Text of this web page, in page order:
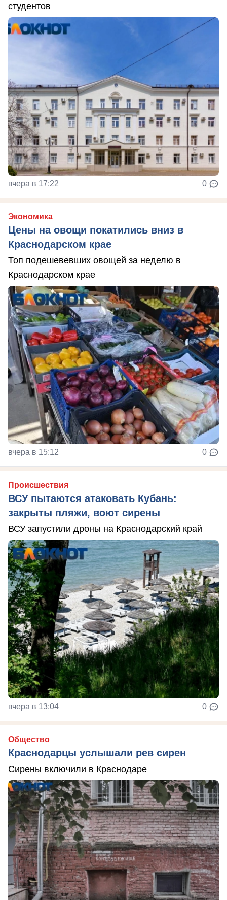
студентов
вчера в 17:22 0
Экономика
Цены на овощи покатились вниз в
Краснодарском крае
Топ подешевевших овощей за неделю в
Краснодарском крае
вчера в 15:12 0
Происшествия
ВСУ пытаются атаковать Кубань:
закрыты пляжи, воют сирены
ВСУ запустили дроны на Краснодарский край
вчера в 13:04 0
Общество
Краснодарцы услышали рев сирен
Сирены включили в Краснодаре